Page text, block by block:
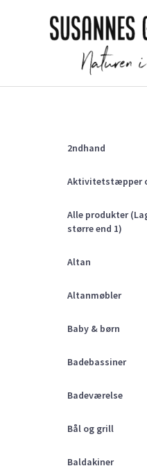
2ndhand
Aktivitetstæpper
Alle produkter
større end 1)
Altan
Altanmøbler
Baby & børn
Badebassiner
Badeværelse
Bål og grill
Baldakiner